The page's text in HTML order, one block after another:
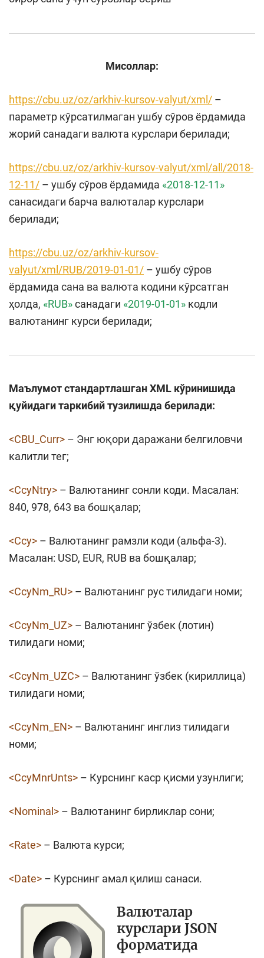
Мисоллар:
https://cbu.uz/oz/arkhiv-kursov-valyut/xml/ –
параметр кўрсатилмаган ушбу сўров ёрдамида
жорий санадаги валюта курслари берилади;
https://cbu.uz/oz/arkhiv-kursov-valyut/xml/all/2018-
12-11/ – ушбу сўров ёрдамида «2018-12-11»
санасидаги барча валюталар курслари
берилади;
https://cbu.uz/oz/arkhiv-kursov-
valyut/xml/RUB/2019-01-01/ – ушбу сўров
ёрдамида сана ва валюта кодини кўрсатган
ҳолда, «RUB»санадаги «2019-01-01» кодли
валютанинг курси берилади;
Маълумот стандартлашган XML кўринишида
қуйидаги таркибий тузилишда берилади:
<CBU_Curr> – Энг юқори даражани белгиловчи
калитли тег;
<CcyNtry> – Валютанинг сонли коди. Масалан:
840, 978, 643 ва бошқалар;
<Ccy> – Валютанинг рамзли коди (альфа-3).
Масалан: USD, EUR, RUB ва бошқалар;
<CcyNm_RU> – Валютанинг рус тилидаги номи;
<CcyNm_UZ> – Валютанинг ўзбек (лотин)
тилидаги номи;
<CcyNm_UZC> – Валютанинг ўзбек (кириллица)
тилидаги номи;
<CcyNm_EN> – Валютанинг инглиз тилидаги
номи;
<CcyMnrUnts> – Курснинг каср қисми узунлиги;
<Nominal> – Валютанинг бирликлар сони;
<Rate> – Валюта курси;
<Date> – Курснинг амал қилиш санаси.
Валюталар
курслари JSON
форматида